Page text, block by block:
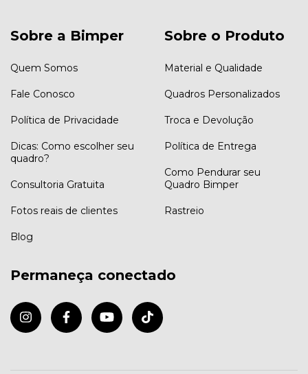
Sobre a Bimper
Quem Somos
Fale Conosco
Política de Privacidade
Dicas: Como escolher seu
quadro?
Consultoria Gratuita
Fotos reais de clientes
Blog
Sobre o Produto
Material e Qualidade
Quadros Personalizados
Troca e Devolução
Política de Entrega
Como Pendurar seu
Quadro Bimper
Rastreio
Permaneça conectado